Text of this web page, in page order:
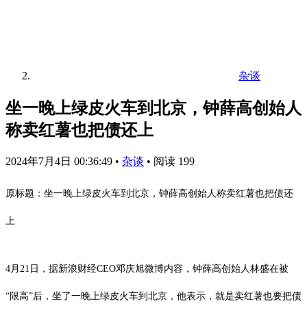
杂谈
坐一晚上绿皮火车到北京，钟薛高创始人
称卖红薯也把债还上
2024年7月4日 00:36:49 • 杂谈 • 阅读 199
原标题：坐一晚上绿皮火车到北京，钟薛高创始人称卖红薯也把债还
上
4月21日，据新浪财经CEO邓庆旭微博内容，钟薛高创始人林盛在被
“限高”后，坐了一晚上绿皮火车到北京，他表示，就是卖红薯也要把债